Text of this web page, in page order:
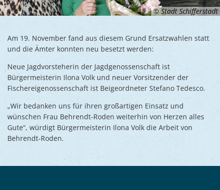
© Stadt Schifferstadt
Am 19. November fand aus diesem Grund Ersatzwahlen statt
und die Ämter konnten neu besetzt werden:
Neue Jagdvorsteherin der Jagdgenossenschaft ist
Bürgermeisterin Ilona Volk und neuer Vorsitzender der
Fischereigenossenschaft ist Beigeordneter Stefano Tedesco.
„Wir bedanken uns für ihren großartigen Einsatz und
wünschen Frau Behrendt-Roden weiterhin von Herzen alles
Gute“, würdigt Bürgermeisterin Ilona Volk die Arbeit von
Behrendt-Roden.